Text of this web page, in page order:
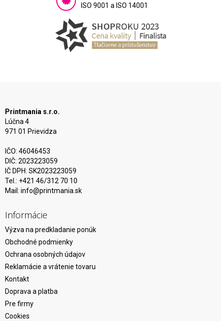
ISO 9001 a ISO 14001
Printmania s.r.o.
Lúčna 4
971 01 Prievidza
IČO: 46046453
DIČ: 2023223059
IČ DPH: SK2023223059
Tel.: +421 46/312 70 10
Mail: info@printmania.sk
Informácie
Výzva na predkladanie ponúk
Obchodné podmienky
Ochrana osobných údajov
Reklamácie a vrátenie tovaru
Kontakt
Doprava a platba
Pre firmy
Cookies